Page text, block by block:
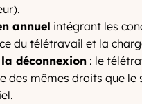
annuel intégrant les
du télétravail et la
déconnexion : le
des mêmes droits que le